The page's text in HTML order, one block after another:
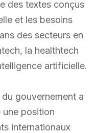
des textes conçus
et les besoins
des secteurs en
la healthtech
artificielle.
gouvernement a
une position
internationaux